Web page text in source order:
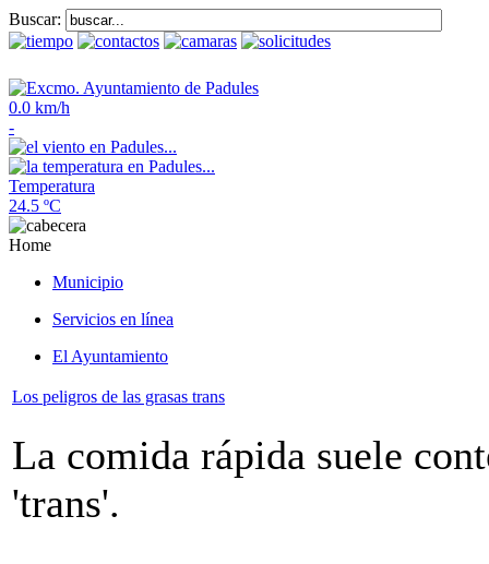
Buscar:
0.0 km/h
-
Temperatura
24.5 ºC
Home
Municipio
Servicios en línea
El Ayuntamiento
Los peligros de las grasas trans
La comida rápida suele
'trans'.